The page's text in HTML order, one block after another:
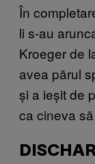
În
li s-au
Kroeger de
avea părul
și a ieșit de
ca cineva